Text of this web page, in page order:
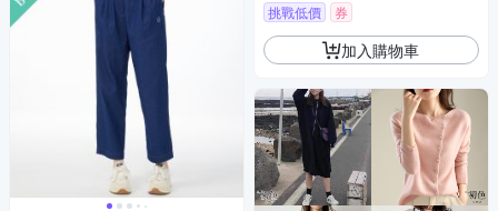
挑戰低價 券
加入購物車